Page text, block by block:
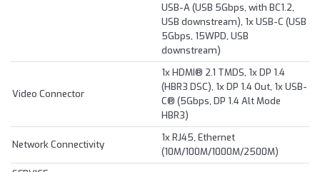
USB-A (USB 5Gbps, with BC1.2,
USB downstream), 1x USB-C (USB
5Gbps, 15WPD, USB
downstream)
Video Connector
1x HDMI® 2.1 TMDS, 1x DP 1.4
(HBR3 DSC), 1x DP 1.4 Out, 1x USB-
C® (5Gbps, DP 1.4 Alt Mode
HBR3)
Network Connectivity
1x RJ45, Ethernet
(10M/100M/1000M/2500M)